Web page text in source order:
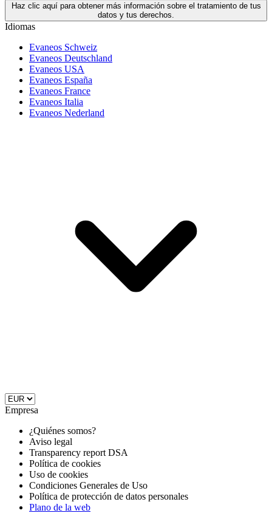
Haz clic aquí para obtener más información sobre el tratamiento de tus
datos y tus derechos.
Idiomas
Evaneos Schweiz
Evaneos Deutschland
Evaneos USA
Evaneos España
Evaneos France
Evaneos Italia
Evaneos Nederland
Empresa
¿Quiénes somos?
Aviso legal
Transparency report DSA
Política de cookies
Uso de cookies
Condiciones Generales de Uso
Política de protección de datos personales
Plano de la web